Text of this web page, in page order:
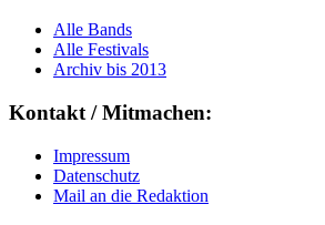
Alle Bands
Alle Festivals
Archiv bis 2013
Kontakt / Mitmachen:
Impressum
Datenschutz
Mail an die Redaktion